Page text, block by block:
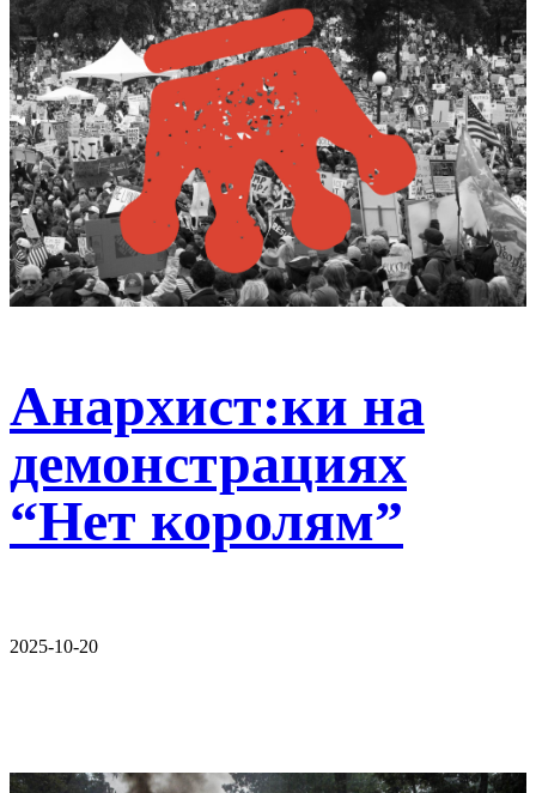
Анархист:ки на
демонстрациях
“Нет королям”
2025-10-20